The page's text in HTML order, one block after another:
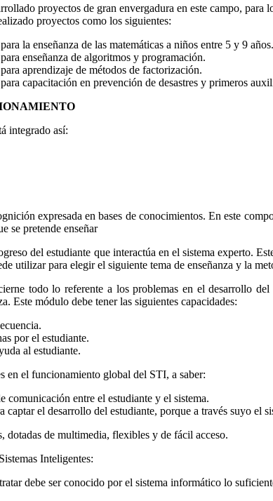
proyectos de gran envergadura en este campo,
proyectos como los siguientes:
la enseñanza de las matemáticas a niños entre 5 y 9 años.
enseñanza de algoritmos y programación.
aprendizaje de métodos de factorización.
capacitación en prevención de desastres y primeros
integrado así:
expresada en bases de conocimientos. En este
se pretende enseñar
del estudiante que interactúa en el sistema experto.
utilizar para elegir el siguiente tema de enseñanza y la
todo lo referente a los problemas en el desarrollo
Este módulo debe tener las siguientes capacidades:
por el estudiante.
al estudiante.
en el funcionamiento global del STI, a saber:
comunicación entre el estudiante y el sistema.
el desarrollo del estudiante, porque a través suyo el
dotadas de multimedia, flexibles y de fácil acceso.
Inteligentes:
debe ser conocido por el sistema informático lo